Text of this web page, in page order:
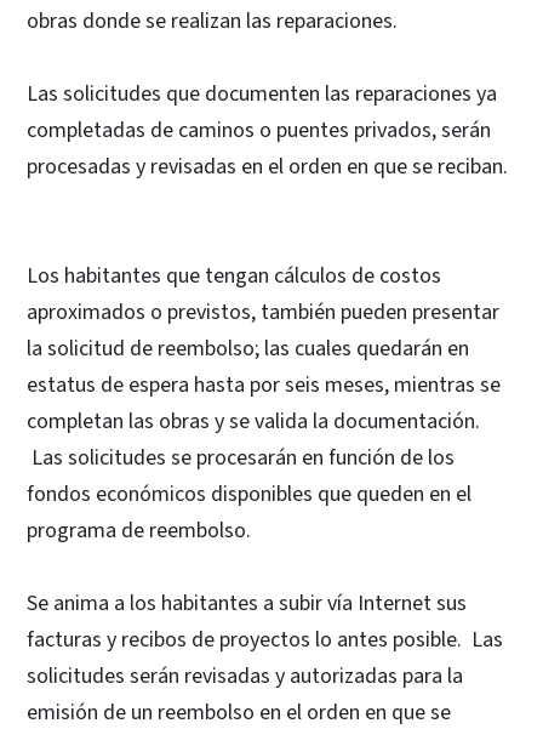
obras donde se realizan las reparaciones.
Las solicitudes que documenten las reparaciones ya
completadas de caminos o puentes privados, serán
procesadas y revisadas en el orden en que se reciban.
Los habitantes que tengan cálculos de costos
aproximados o previstos, también pueden presentar
la solicitud de reembolso; las cuales quedarán en
estatus de espera hasta por seis meses, mientras se
completan las obras y se valida la documentación.
Las solicitudes se procesarán en función de los
fondos económicos disponibles que queden en el
programa de reembolso.
Se anima a los habitantes a subir vía Internet sus
facturas y recibos de proyectos lo antes posible. Las
solicitudes serán revisadas y autorizadas para la
emisión de un reembolso en el orden en que se